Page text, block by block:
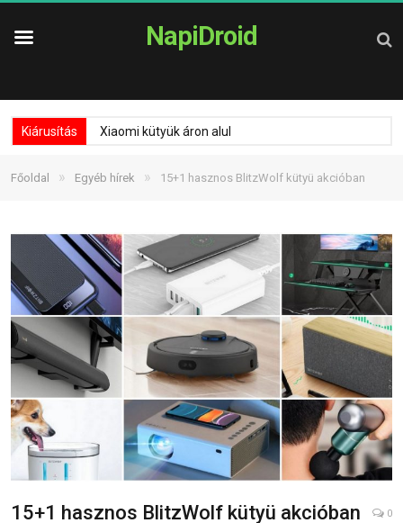
NapiDroid
Kiárusítás Xiaomi kütyük áron alul
Főoldal » Egyéb hírek » 15+1 hasznos BlitzWolf kütyü akcióban
15+1 hasznos BlitzWolf kütyü akcióban 0